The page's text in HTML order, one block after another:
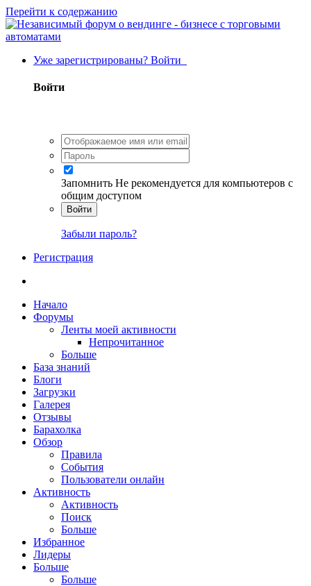
Перейти к содержанию
Уже зарегистрированы? Войти
Войти
Запомнить Не рекомендуется для компьютеров с
общим доступом
Войти
Забыли пароль?
Регистрация
Начало
Форумы
Ленты моей активности
Непрочитанное
Больше
База знаний
Блоги
Загрузки
Галерея
Отзывы
Барахолка
Обзор
Правила
События
Пользователи онлайн
Активность
Активность
Поиск
Больше
Избранное
Лидеры
Больше
Больше